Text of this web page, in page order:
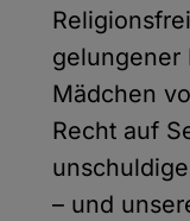
gelungener
Mädchen
Recht auf
– und